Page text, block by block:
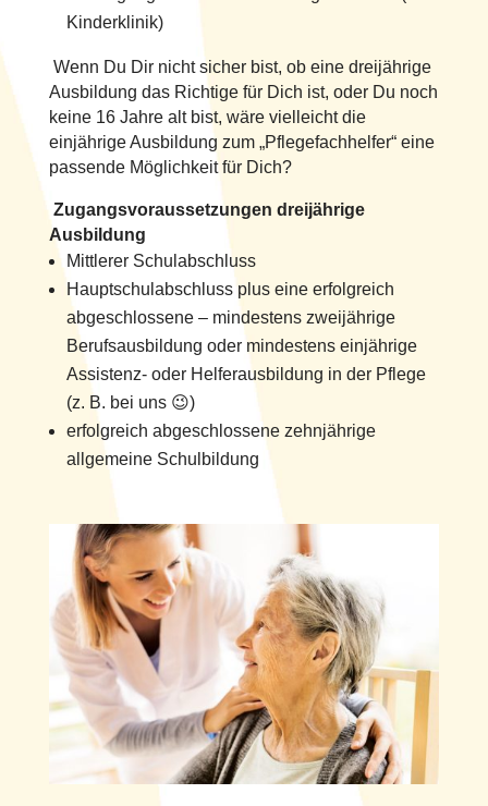
Kinderklinik)
Wenn Du Dir nicht sicher bist, ob eine dreijährige
Ausbildung das Richtige für Dich ist, oder Du noch
keine 16 Jahre alt bist, wäre vielleicht die
einjährige Ausbildung zum „Pflegefachhelfer“ eine
passende Möglichkeit für Dich?
Zugangsvoraussetzungen dreijährige
Ausbildung
Mittlerer Schulabschluss
Hauptschulabschluss plus eine erfolgreich
abgeschlossene – mindestens zweijährige
Berufsausbildung oder mindestens einjährige
Assistenz- oder Helferausbildung in der Pflege
(z. B. bei uns 😉)
erfolgreich abgeschlossene zehnjährige
allgemeine Schulbildung